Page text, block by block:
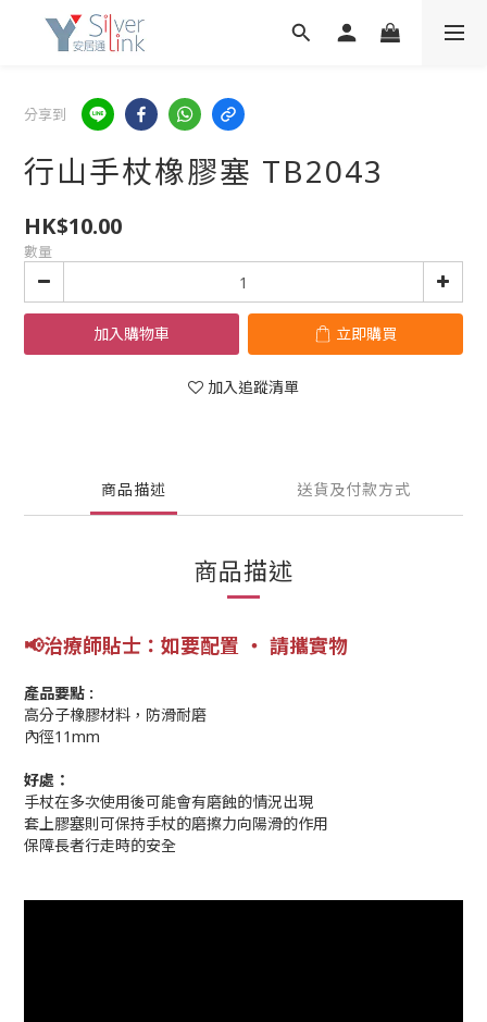
分享到
行山手杖橡膠塞 TB2043
HK$10.00
數量
加入購物車 立即購買
加入追蹤清單
商品描述 送貨及付款方式
商品描述
📢治療師貼士 ：如要配置 ‧ 請攜實物
產品要點 :
高分子橡膠材料，防滑耐磨
內徑11mm
好處：
手杖在多次使用後可能會有磨蝕的情況出現
套上膠塞則可保持手杖的磨擦力向陽滑的作用
保障長者行走時的安全